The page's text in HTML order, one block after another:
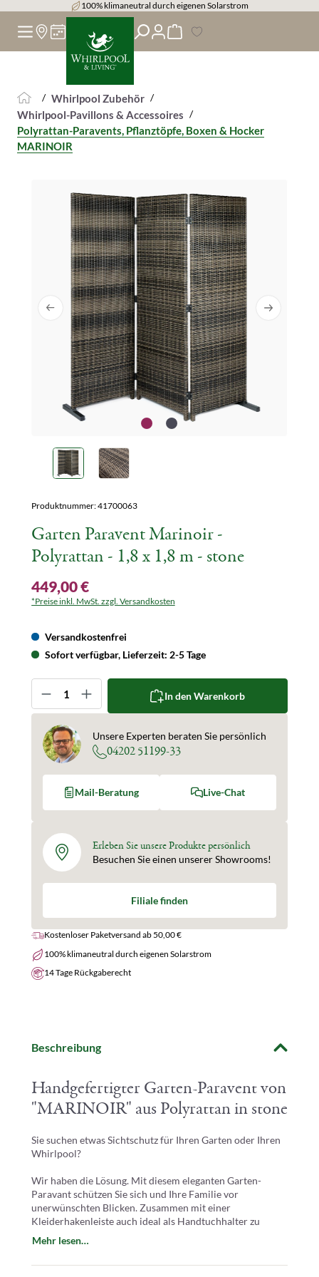
springen
14 Tage Rückgaberecht
/ Whirlpool Zubehör /
Whirlpool-Pavillons & Accessoires /
Polyrattan-Paravents, Pflanztöpfe, Boxen & Hocker
MARINOIR
Produktnummer:41700063
Garten Paravent Marinoir -
Polyrattan - 1,8 x 1,8 m - stone
449,00 €
*Preise inkl. MwSt. zzgl. Versandkosten
Versandkostenfrei
Sofort verfügbar, Lieferzeit: 2-5 Tage
Produkt Anzahl: Gib den gewünschten Wert ein
In den Warenkorb
Unsere Experten beraten Sie persönlich
04202 51199-33
Mail-Beratung Live-Chat
Erleben Sie unsere Produkte persönlich
Besuchen Sie einen unserer Showrooms!
Filiale finden
Kostenloser Paketversand ab 50,00 €
100% klimaneutral durch eigenen Solarstrom
14 Tage Rückgaberecht
Beschreibung
Handgefertigter Garten-Paravent von
"MARINOIR" aus Polyrattan in stone
Sie suchen etwas Sichtschutz für Ihren Garten oder Ihren
Whirlpool?
Wir haben die Lösung. Mit diesem eleganten Garten-
Paravant schützen Sie sich und Ihre Familie vor
unerwünschten Blicken. Zusammen mit einer
Kleiderhakenleiste auch ideal als Handtuchhalter zu
benutzen.
Mehr lesen…